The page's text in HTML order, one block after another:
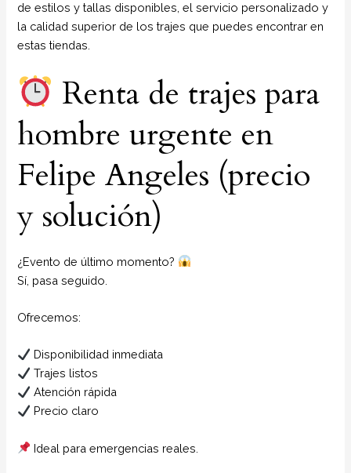
de estilos y tallas disponibles, el servicio personalizado y
la calidad superior de los trajes que puedes encontrar en
estas tiendas.
Renta de trajes para
hombre urgente en
Felipe Angeles (precio
y solución)
¿Evento de último momento?
Sí, pasa seguido.
Ofrecemos:
Disponibilidad inmediata
Trajes listos
Atención rápida
Precio claro
Ideal para emergencias reales.